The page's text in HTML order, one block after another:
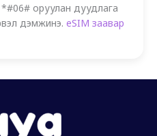
*#06# оруулан дуудлага
дэмжинэ. eSIM заавар